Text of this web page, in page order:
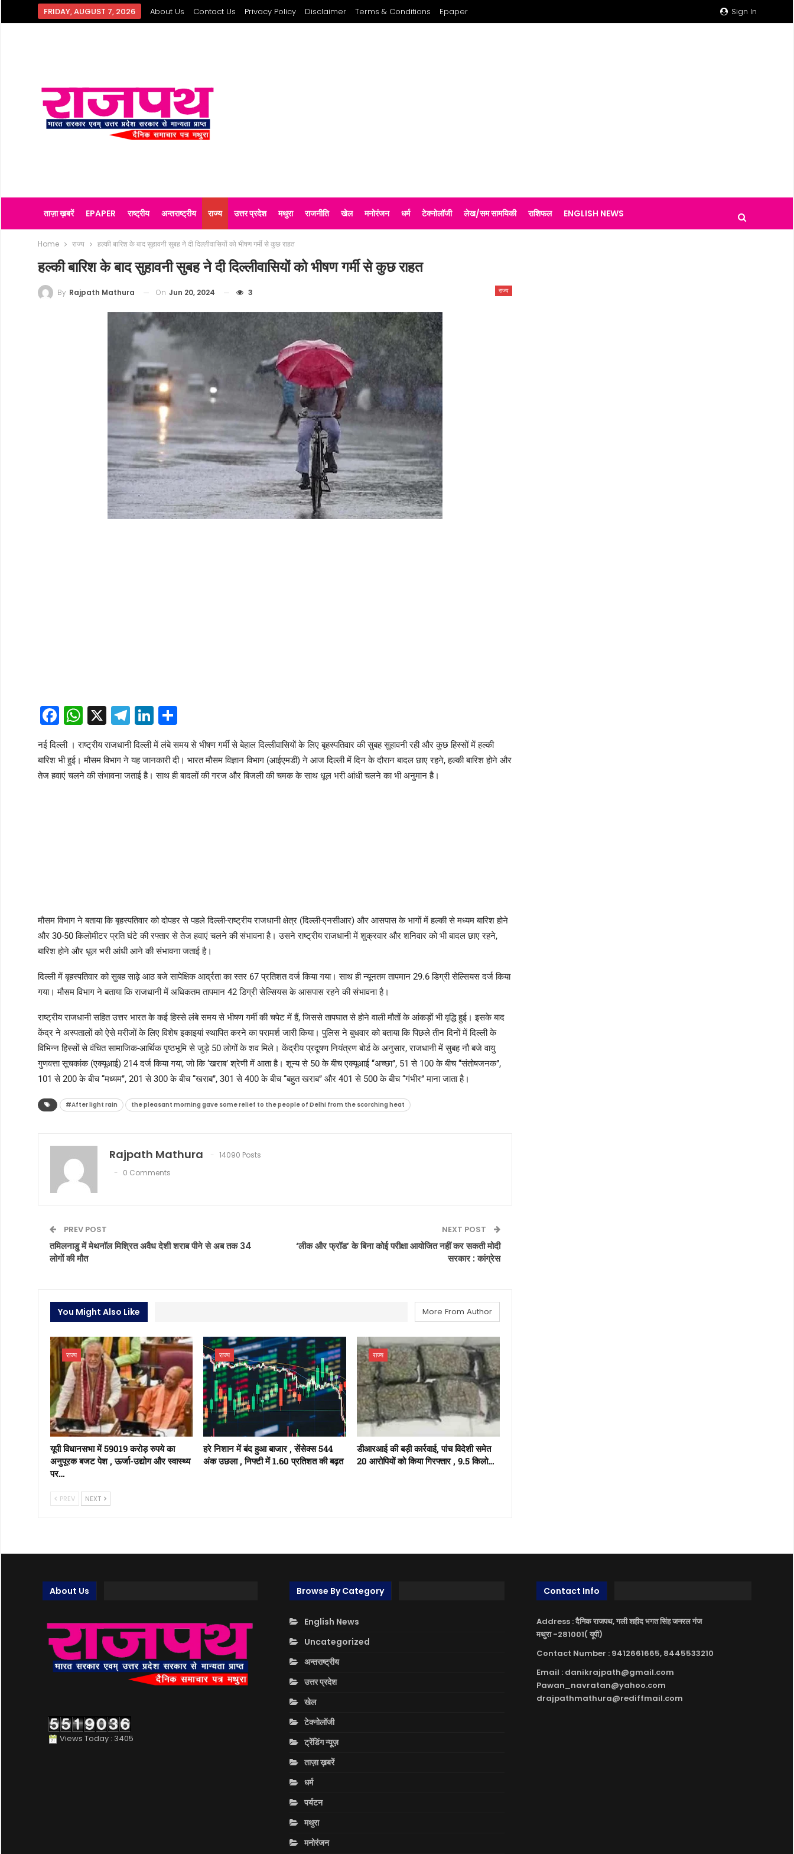
Sign In
FRIDAY, AUGUST 7, 2026 About Us Contact Us Privacy Policy Disclaimer Terms & Conditions Epaper
ताज़ा ख़बरें EPAPER राष्ट्रीय अन्तराष्ट्रीय राज्य उत्तर प्रदेश मथुरा राजनीति खेल मनोरंजन धर्म टेक्नोलॉजी लेख/सम सामयिकी राशिफल ENGLISH NEWS
Home राज्य हल्की बारिश के बाद सुहावनी सुबह ने दी दिल्लीवासियों को भीषण गर्मी से कुछ राहत
हल्की बारिश के बाद सुहावनी सुबह ने दी दिल्लीवासियों को भीषण गर्मी से कुछ राहत
राज्य
By Rajpath Mathura On Jun 20, 2024 3
Facebook
WhatsApp
X Telegram
LinkedIn
Share
नई दिल्ली । राष्ट्रीय राजधानी दिल्ली में लंबे समय से भीषण गर्मी से बेहाल दिल्लीवासियों के लिए बृहस्पतिवार की सुबह सुहावनी रही और कुछ हिस्सों में हल्की
बारिश भी हुई। मौसम विभाग ने यह जानकारी दी। भारत मौसम विज्ञान विभाग (आईएमडी) ने आज दिल्ली में दिन के दौरान बादल छाए रहने, हल्की बारिश होने और
तेज हवाएं चलने की संभावना जताई है। साथ ही बादलों की गरज और बिजली की चमक के साथ धूल भरी आंधी चलने का भी अनुमान है।
मौसम विभाग ने बताया कि बृहस्पतिवार को दोपहर से पहले दिल्ली-राष्ट्रीय राजधानी क्षेत्र (दिल्ली-एनसीआर) और आसपास के भागों में हल्की से मध्यम बारिश होने
और 30-50 किलोमीटर प्रति घंटे की रफ्तार से तेज हवाएं चलने की संभावना है। उसने राष्ट्रीय राजधानी में शुक्रवार और शनिवार को भी बादल छाए रहने,
बारिश होने और धूल भरी आंधी आने की संभावना जताई है।
दिल्ली में बृहस्पतिवार को सुबह साढ़े आठ बजे सापेक्षिक आर्द्रता का स्तर 67 प्रतिशत दर्ज किया गया। साथ ही न्यूनतम तापमान 29.6 डिग्री सेल्सियस दर्ज किया
गया। मौसम विभाग ने बताया कि राजधानी में अधिकतम तापमान 42 डिग्री सेल्सियस के आसपास रहने की संभावना है।
राष्ट्रीय राजधानी सहित उत्तर भारत के कई हिस्से लंबे समय से भीषण गर्मी की चपेट में हैं, जिससे तापघात से होने वाली मौतों के आंकड़ों भी वृद्धि हुई। इसके बाद
केंद्र ने अस्पतालों को ऐसे मरीजों के लिए विशेष इकाइयां स्थापित करने का परामर्श जारी किया। पुलिस ने बुधवार को बताया कि पिछले तीन दिनों में दिल्ली के
विभिन्न हिस्सों से वंचित सामाजिक-आर्थिक पृष्ठभूमि से जुड़े 50 लोगों के शव मिले। केंद्रीय प्रदूषण नियंत्रण बोर्ड के अनुसार, राजधानी में सुबह नौ बजे वायु
गुणवत्ता सूचकांक (एक्यूआई) 214 दर्ज किया गया, जो कि ‘खराब’ श्रेणी में आता है। शून्य से 50 के बीच एक्यूआई ‘‘अच्छा’’, 51 से 100 के बीच ‘‘संतोषजनक’’,
101 से 200 के बीच ‘‘मध्यम’’, 201 से 300 के बीच ‘‘खराब’’, 301 से 400 के बीच ‘‘बहुत खराब’’ और 401 से 500 के बीच ‘‘गंभीर’’ माना जाता है।
#After light rain the pleasant morning gave some relief to the people of Delhi from the scorching heat
Rajpath Mathura
14090 Posts
0 Comments
PREV POST
तमिलनाडु में मेथनॉल मिश्रित अवैध देशी शराब पीने से अब तक 34
लोगों की मौत
NEXT POST
‘लीक और फ्रॉड’ के बिना कोई परीक्षा आयोजित नहीं कर सकती मोदी
सरकार : कांग्रेस
You Might Also Like More From Author
राज्य
यूपी विधानसभा में 59019 करोड़ रुपये का
अनुपूरक बजट पेश , ऊर्जा-उद्योग और स्वास्थ्य
पर…
राज्य
हरे निशान में बंद हुआ बाजार , सेंसेक्स 544
अंक उछला , निफ्टी में 1.60 प्रतिशत की बढ़त
राज्य
डीआरआई की बड़ी कार्रवाई, पांच विदेशी समेत
20 आरोपियों को किया गिरफ्तार , 9.5 किलो…
PREV NEXT
About Us
Views Today : 3405
Browse By Category
English News
Uncategorized
अन्तराष्ट्रीय
उत्तर प्रदेश
खेल
टेक्नोलॉजी
ट्रेंडिंग न्यूज़
ताज़ा ख़बरें
धर्म
पर्यटन
मथुरा
मनोरंजन
Contact Info
Address : दैनिक राजपथ, गली शहीद भगत सिंह जनरल गंज
मथुरा -281001( यूपी)
Contact Number : 9412661665, 8445533210
Email : danikrajpath@gmail.com
Pawan_navratan@yahoo.com
drajpathmathura@rediffmail.com